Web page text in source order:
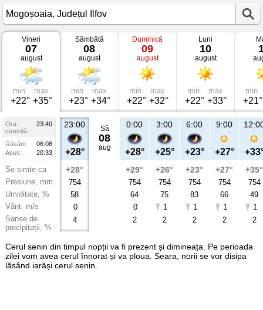
Vremea
Mogoșoaia
Județul
Ilfov
Vineri
07
august
min.
+22°
max.
+35°
Sâmbătă
08
august
min.
+23°
max.
+34°
Duminică
09
august
min.
+22°
max.
+32°
Luni
10
august
min.
+22°
max.
+33°
min.
+21°
Ora
23:40
curentă
Răsărit:
06:08
Apus:
20:33
Se simte ca
Presiune, mm
Umiditate, %
Vânt, m/s
Șanse de
precipitații, %
23:00
+28°
+28°
754
58
0
4
Sâ
08
aug
0:00
+28°
+29°
754
64
0
2
3:00
+25°
+26°
754
75
1
2
6:00
+23°
+23°
754
83
1
2
9:00
+27°
+27°
754
66
1
2
+35°
754
49
1
2
Cerul senin din timpul nopții va fi prezent și dimineața. Pe perioada
zilei vom avea cerul înnorat și va ploua. Seara, norii se vor disipa
lăsând iarăși cerul senin.